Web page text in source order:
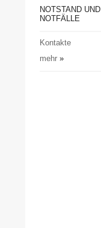
NOTSTAND UND
NOTFÄLLE
Kontakte
mehr»